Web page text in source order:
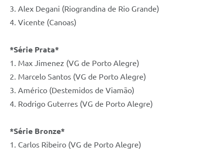
3. Alex Degani (Riograndina de Rio Grande)
4. Vicente (Canoas)
*Série Prata*
1. Max Jimenez (VG de Porto Alegre)
2. Marcelo Santos (VG de Porto Alegre)
3. Américo (Destemidos de Viamão)
4. Rodrigo Guterres (VG de Porto Alegre)
*Série Bronze*
1. Carlos Ribeiro (VG de Porto Alegre)